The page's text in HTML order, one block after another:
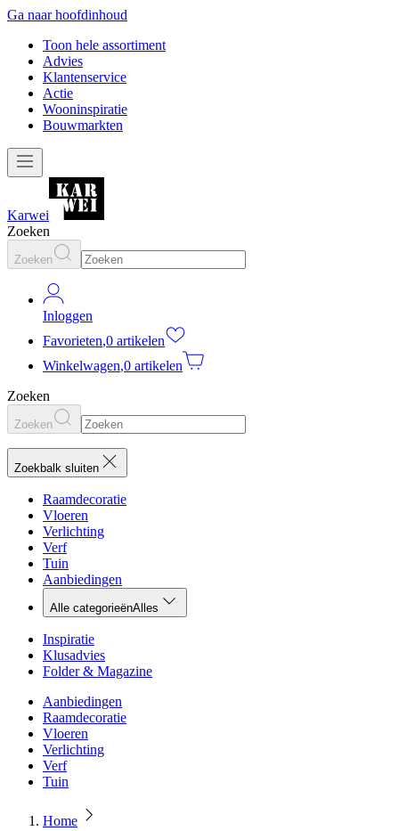
Ga naar hoofdinhoud
Toon hele assortiment
Advies
Klantenservice
Actie
Wooninspiratie
Bouwmarkten
Karwei
Zoeken
Zoeken
Inloggen
Favorieten,0 artikelen
Winkelwagen,0 artikelen
Zoeken
Zoeken
Zoekbalk sluiten
Raamdecoratie
Vloeren
Verlichting
Verf
Tuin
Aanbiedingen
Alle categorieënAlles
Inspiratie
Klusadvies
Folder & Magazine
Aanbiedingen
Raamdecoratie
Vloeren
Verlichting
Verf
Tuin
Home